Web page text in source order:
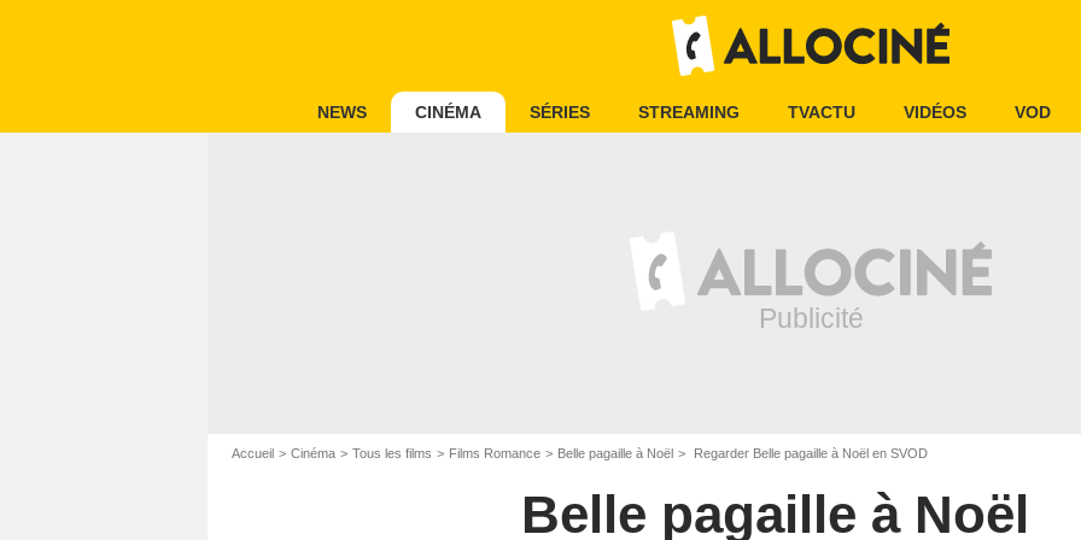
NEWS CINÉMA SÉRIES STREAMING TVACTU VIDÉOS VOD
Accueil Cinéma Tous les films Films Romance Belle pagaille à Noël Regarder Belle pagaille à Noël en SVOD
Belle pagaille à Noël